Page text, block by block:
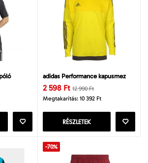
adidas Performance kapusmez
2 598 Ft 12 990 Ft
Megtakarítás: 10 392 Ft
RÉSZLETEK
-70%